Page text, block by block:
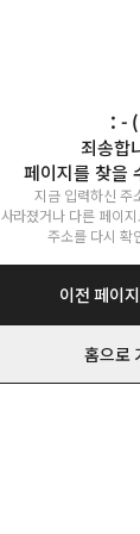
: - (
죄송합
페이지를 찾을
지금 입력하신 주
사라졌거나 다른 페이
주소를 다시 확
이전 페이
홈으로